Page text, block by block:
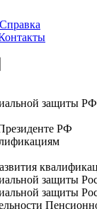
Справка
защиты РФ
РФ
защиты
защиты